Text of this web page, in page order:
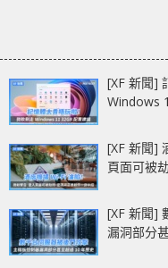
[XF 新聞]
Windows
[XF 新聞]
頁面可被
[XF 新聞]
漏洞部分